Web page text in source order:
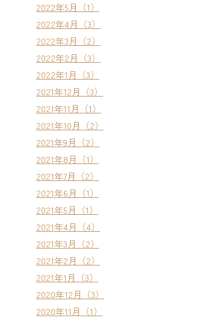
2022年5月（1）
2022年4月（3）
2022年3月（2）
2022年2月（3）
2022年1月（3）
2021年12月（3）
2021年11月（1）
2021年10月（2）
2021年9月（2）
2021年8月（1）
2021年7月（2）
2021年6月（1）
2021年5月（1）
2021年4月（4）
2021年3月（2）
2021年2月（2）
2021年1月（3）
2020年12月（3）
2020年11月（1）